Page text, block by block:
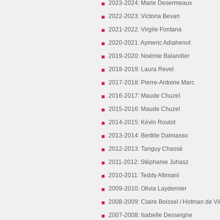
2023-2024: Marie Desermeaux
2022-2023: Victoria Bevan
2021-2022: Virgile Fontana
2020-2021: Aymeric Adiahenot
2019-2020: Noémie Balandier
2018-2019: Laura Revel
2017-2018: Pierre-Antoine Marc
2016-2017: Maude Chuzel
2015-2016: Maude Chuzel
2014-2015: Kévin Roulot
2013-2014: Bertille Dalmasso
2012-2013: Tanguy Chassé
2011-2012: Stéphanie Juhasz
2010-2011: Teddy Altimani
2009-2010: Olivia Laydernier
2008-2009: Claire Boissel / Hotman de
2007-2008: Isabelle Desseigne